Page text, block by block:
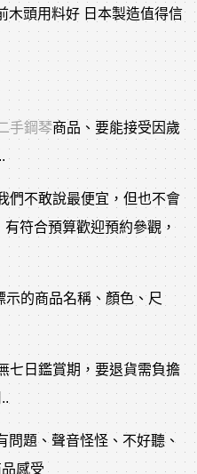
木頭用料好 日本製造值得信
手鋼琴商品、要能接受因歲
們不敢說最便宜，但也不會
符合預算歡迎預約參觀，
的商品名稱、顏色、尺
七日鑑賞期，要退貨需負擔
問題、聲音怪怪、不好聽、
感受